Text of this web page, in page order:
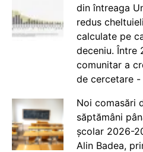
din întreaga
redus
calculate pe
deceniu. Între
comunitar a
de cercetare
Noi comasări
săptămâni
școlar 2026-
Alin Badea,